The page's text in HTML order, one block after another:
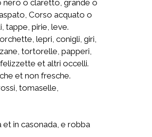
nero o claretto, grande o
Corso acquato o
tappe, pirie, leve.
lepri, conigli, giri,
tortorelle, papperi,
et altri occelli.
et non fresche.
tomaselle,
in casonada, e robba